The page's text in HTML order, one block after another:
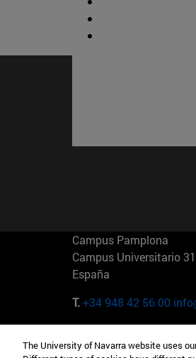
Campus Pamplona
Campus Universitario
España
T.+34 948 42 56 00
Camino del Cerro
The University of Navarra website uses